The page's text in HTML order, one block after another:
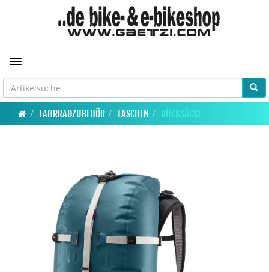
Toggle navigation
FAHRRADZUBEHÖR TASCHEN RÜCKSÄCKE